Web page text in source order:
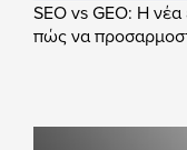
SEO vs GEO: Η
πώς να